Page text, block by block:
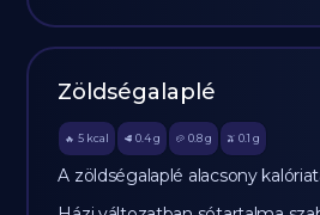
Zöldségalaplé
🔥 5 kcal 🥩 0.4 g 🥔 0.8g 🫒 0.1 g
A zöldségalaplé alacsony